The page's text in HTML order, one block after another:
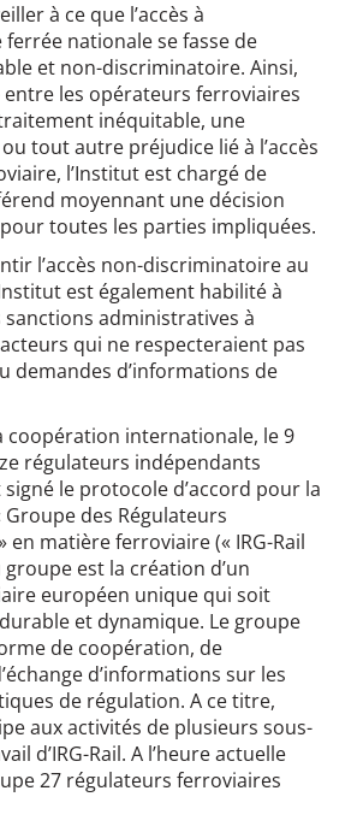
à ce que l’accès à
nationale se fasse de
et non-discriminatoire. Ainsi,
entre les opérateurs ferroviaires
inéquitable, une
tout autre préjudice lié à l’accès
l’Institut est chargé de
moyennant une décision
toutes les parties impliquées.
l’accès non-discriminatoire au
est également habilité à
administratives à
qui ne respecteraient pas
demandes d’informations de
coopération internationale, le 9
régulateurs indépendants
le protocole d’accord pour la
Groupe des Régulateurs
en matière ferroviaire (« IRG-Rail
groupe est la création d’un
européen unique qui soit
et dynamique. Le groupe
de coopération, de
d’informations sur les
de régulation. A ce titre,
aux activités de plusieurs sous-
d’IRG-Rail. A l’heure actuelle
27 régulateurs ferroviaires